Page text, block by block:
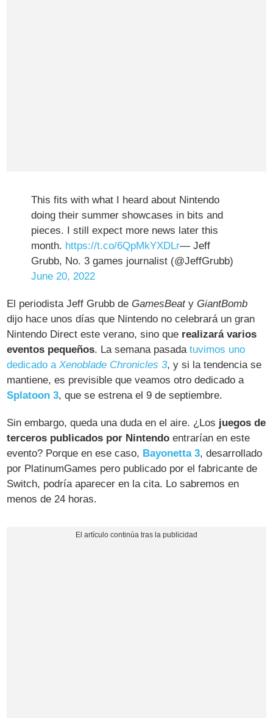
This fits with what I heard about Nintendo
doing their summer showcases in bits and
pieces. I still expect more news later this
month. https://t.co/6QpMkYXDLr— Jeff
Grubb, No. 3 games journalist (@JeffGrubb)
June 20, 2022
El periodista Jeff Grubb deGamesBeatyGiantBomb
dijo hace unos días que Nintendo no celebrará un gran
Nintendo Direct este verano, sino que realizará varios
eventos pequeños. La semana pasadatuvimos uno
dedicado aXenoblade Chronicles 3, y si la tendencia se
mantiene, es previsible que veamos otro dedicado a
Splatoon 3, que se estrena el 9 de septiembre.
Sin embargo, queda una duda en el aire. ¿Los juegos de
terceros publicados por Nintendo entrarían en este
evento? Porque en ese caso, Bayonetta 3, desarrollado
por PlatinumGames pero publicado por el fabricante de
Switch, podría aparecer en la cita. Lo sabremos en
menos de 24 horas.